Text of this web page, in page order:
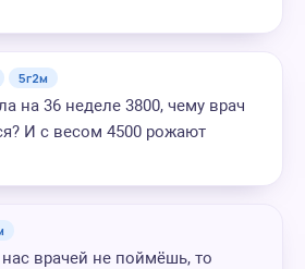
5г2м
на 36 неделе 3800, чему врач
И с весом 4500 рожают
врачей не поймёшь, то